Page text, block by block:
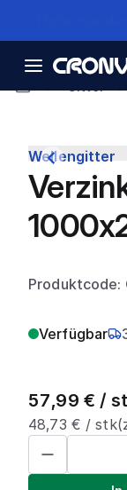
Wellengitter
Produktcode:
Verfügbar
57,99 € /
48,73 € /stk